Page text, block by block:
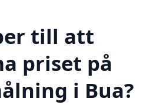
till att
priset på
i Bua?